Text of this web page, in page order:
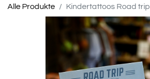
Alle Produkte Kindertattoos Road trip